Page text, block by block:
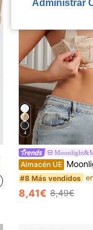
4
Almacén UE Moonlight&Mama
#8 Más vendidos
8,41€ 8,49€
Administrar